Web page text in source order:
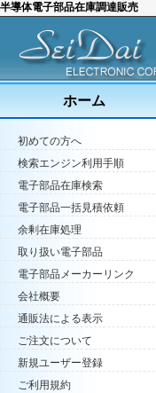
半導体電子部品在庫調達販売
ホーム
初めての方へ
検索エンジン利用手順
電子部品在庫検索
電子部品一括見積依頼
余剰在庫処理
取り扱い電子部品
電子部品メーカーリンク
会社概要
通販法による表示
ご注文について
新規ユーザー登録
ご利用規約